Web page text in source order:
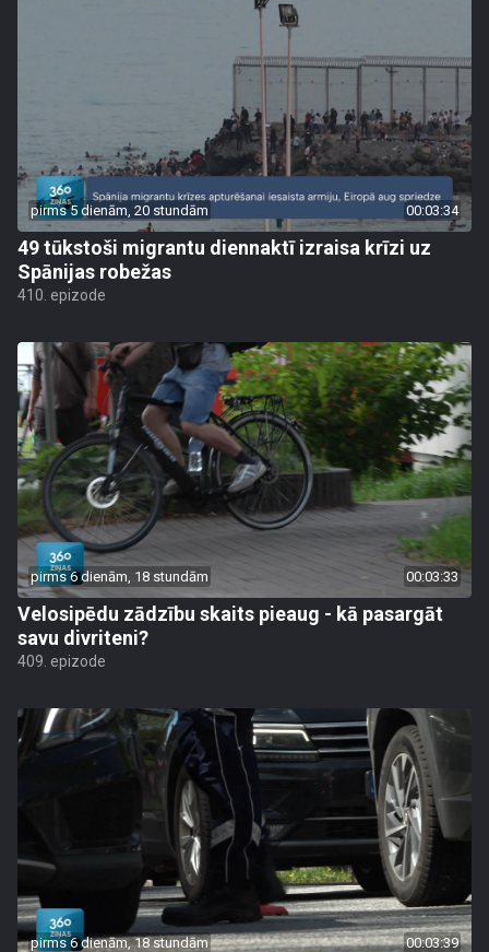
pirms 5 dienām, 20 stundām 00:03:34
49 tūkstoši migrantu diennaktī izraisa krīzi uz
Spānijas robežas
410. epizode
pirms 6 dienām, 18 stundām 00:03:33
Velosipēdu zādzību skaits pieaug - kā pasargāt
savu divriteni?
409. epizode
pirms 6 dienām, 18 stundām 00:03:39